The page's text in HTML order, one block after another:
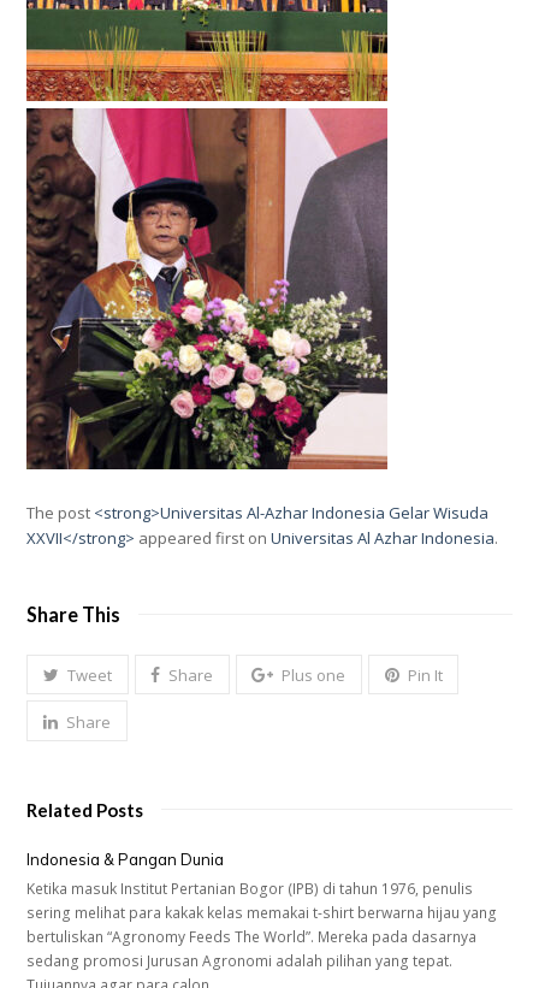
The post <strong>Universitas Al-Azhar Indonesia Gelar Wisuda
XXVII</strong> appeared first onUniversitas Al Azhar Indonesia.
Share This
Tweet Share Plus one Pin It
Share
Related Posts
Indonesia & Pangan Dunia
Ketika masuk Institut Pertanian Bogor (IPB) di tahun 1976, penulis
sering melihat para kakak kelas memakai t-shirt berwarna hijau yang
bertuliskan “Agronomy Feeds The World”. Mereka pada dasarnya
sedang promosi Jurusan Agronomi adalah pilihan yang tepat.